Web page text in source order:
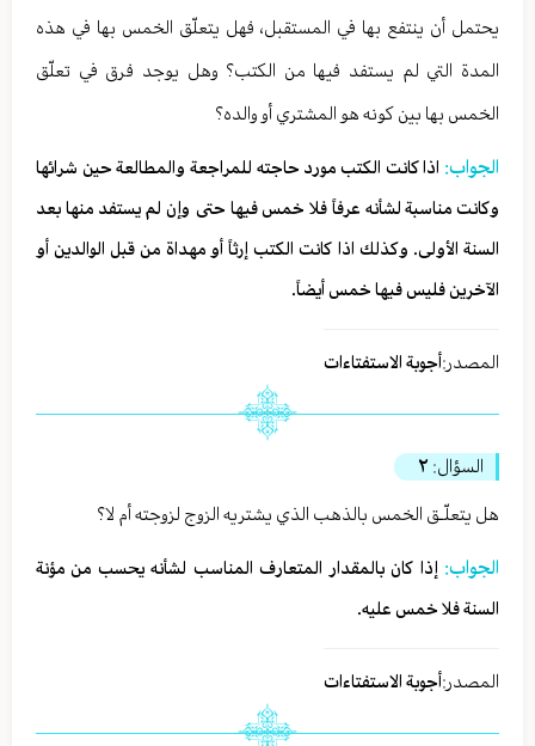
يحتمل أن ينتفع بها في المستقبل، فهل يتعلّق الخمس بها في هذه
المدة التي لم يستفد فيها من الكتب؟ وهل يوجد فرق في تعلّق
الخمس بها بين كونه هو المشتري أو والده؟
الجواب: اذا كانت الكتب مورد حاجته للمراجعة والمطالعة حين شرائها
وكانت مناسبة لشأنه عرفاً فلا خمس فيها حتى وإن لم يستفد منها بعد
السنة الأولى. وكذلك اذا كانت الكتب إرثاً أو مهداة من قبل الوالدين أو
الآخرين فليس فيها خمس أيضاً.
المصدر:أجوبة الاستفتاءات
السؤال: ٢
هل يتعلّـق الخمس بالذهب الذي يشتريه الزوج لزوجته أم لا؟
الجواب: إذا كان بالمقدار المتعارف المناسب لشأنه يحسب من مؤنة
السنة فلا خمس عليه.
المصدر:أجوبة الاستفتاءات